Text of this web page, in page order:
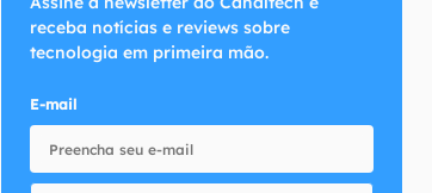
receba notícias e reviews sobre
tecnologia em primeira mão.
E-mail